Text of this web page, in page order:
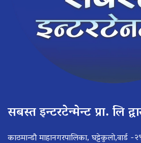
सबस्त इन्टरटेन्मेन्ट प्रा. लि
काठमान्डौ माहानगरपालिका, घट्टेकुलो,वार्ड -